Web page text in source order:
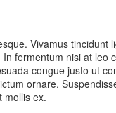
Vivamus
fermentum nisi at
congue justo ut
ornare.
mollis ex.